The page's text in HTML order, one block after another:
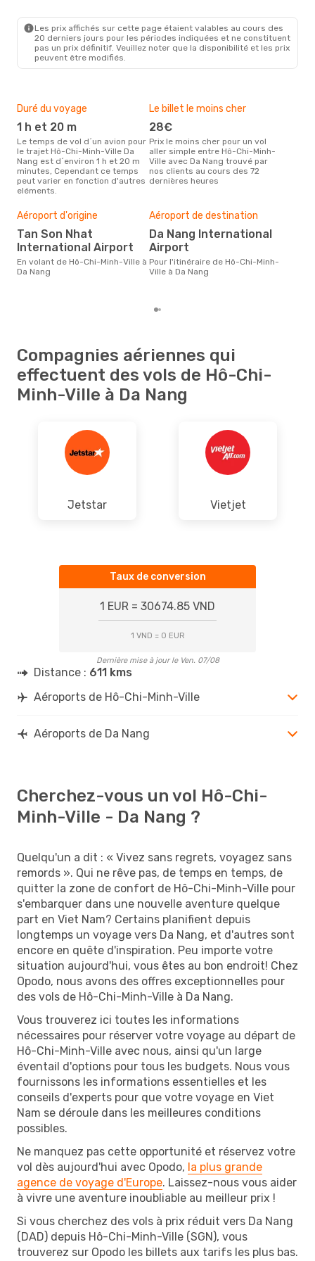
Les prix affichés sur cette page étaient valables au cours des
20 derniers jours pour les périodes indiquées et ne constituent
pas un prix définitif. Veuillez noter que la disponibilité et les prix
peuvent être modifiés.
Duré du voyage
1 h et 20 m
Le temps de vol d´un avion pour
le trajet Hô-Chi-Minh-Ville Da
Nang est d´environ 1 h et 20 m
minutes, Cependant ce temps
peut varier en fonction d'autres
eléments.
Le billet le moins cher
28€
Prix le moins cher pour un vol
aller simple entre Hô-Chi-Minh-
Ville avec Da Nang trouvé par
nos clients au cours des 72
dernières heures
Aéroport d'origine
Tan Son Nhat
International Airport
En volant de Hô-Chi-Minh-Ville à
Da Nang
Aéroport de destination
Da Nang International
Airport
Pour l'itinéraire de Hô-Chi-Minh-
Ville à Da Nang
Compagnies aériennes qui
effectuent des vols de Hô-Chi-
Minh-Ville à Da Nang
Jetstar Vietjet
Taux de conversion
1 EUR = 30674.85 VND
1 VND = 0 EUR
Dernière mise à jour le Ven. 07/08
Distance : 611 kms
Aéroports de Hô-Chi-Minh-Ville
Aéroports de Da Nang
Cherchez-vous un vol Hô-Chi-
Minh-Ville - Da Nang ?
Quelqu'un a dit : « Vivez sans regrets, voyagez sans
remords ». Qui ne rêve pas, de temps en temps, de
quitter la zone de confort de Hô-Chi-Minh-Ville pour
s'embarquer dans une nouvelle aventure quelque
part en Viet Nam? Certains planifient depuis
longtemps un voyage vers Da Nang, et d'autres sont
encore en quête d'inspiration. Peu importe votre
situation aujourd'hui, vous êtes au bon endroit! Chez
Opodo, nous avons des offres exceptionnelles pour
des vols de Hô-Chi-Minh-Ville à Da Nang.
Vous trouverez ici toutes les informations
nécessaires pour réserver votre voyage au départ de
Hô-Chi-Minh-Ville avec nous, ainsi qu'un large
éventail d'options pour tous les budgets. Nous vous
fournissons les informations essentielles et les
conseils d'experts pour que votre voyage en Viet
Nam se déroule dans les meilleures conditions
possibles.
Ne manquez pas cette opportunité et réservez votre
vol dès aujourd'hui avec Opodo, la plus grande
agence de voyage d'Europe. Laissez-nous vous aider
à vivre une aventure inoubliable au meilleur prix !
Si vous cherchez des vols à prix réduit vers Da Nang
(DAD) depuis Hô-Chi-Minh-Ville (SGN), vous
trouverez sur Opodo les billets aux tarifs les plus bas.